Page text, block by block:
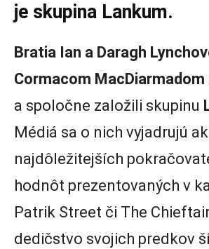
je skupina Lankum.
Bratia Ian a Daragh
Cormacom MacDiarmadom
a spoločne založili skupinu
Médiá sa o nich vyjadrujú
najdôležitejších
hodnôt prezentovaných v
Patrik Street či The
dedičstvo svojich predkov